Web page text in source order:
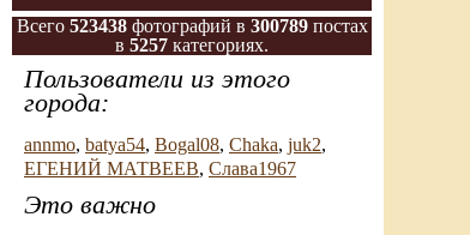
Всего 523438фотографий в 300789постах
в 5257 категориях.
Пользователи из этого
города:
annmo, batya54, Bogal08, Chaka, juk2,
ЕГЕНИЙ МАТВЕЕВ, Слава1967
Это важно